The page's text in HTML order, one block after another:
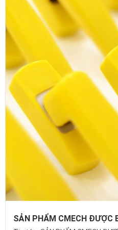
SẢN PHẨM CMECH ĐƯỢC